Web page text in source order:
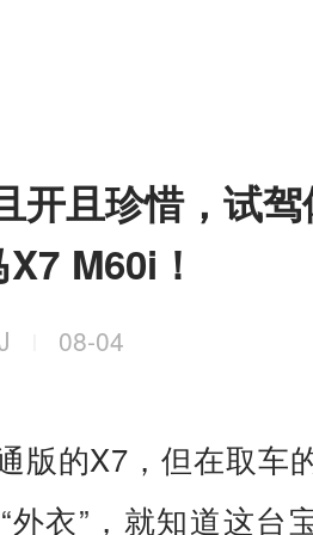
开且珍惜，试驾
M60i！
08-04
版的X7，但在取车
衣”，就知道这台